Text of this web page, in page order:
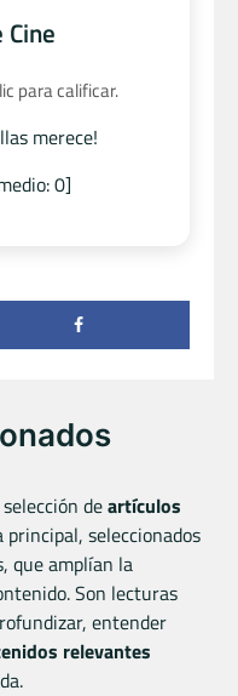
para calificar.
merece!
0]
deartículos
seleccionados
que amplían la
Son lecturas
entender
relevantes